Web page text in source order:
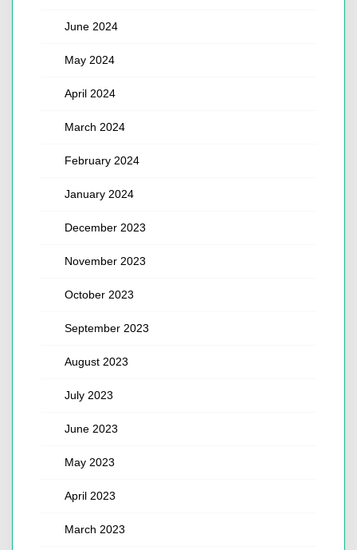
June 2024
May 2024
April 2024
March 2024
February 2024
January 2024
December 2023
November 2023
October 2023
September 2023
August 2023
July 2023
June 2023
May 2023
April 2023
March 2023